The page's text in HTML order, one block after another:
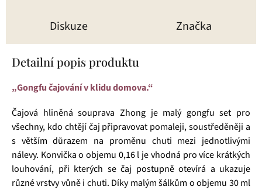
Diskuze Značka
Detailní popis produktu
„Gongfu čajování v klidu domova.“
Čajová hliněná souprava Zhong je malý gongfu set pro
všechny, kdo chtějí čaj připravovat pomaleji, soustředěněji a
s větším důrazem na proměnu chuti mezi jednotlivými
nálevy. Konvička o objemu 0,16 l je vhodná pro více krátkých
louhování, při kterých se čaj postupně otevírá a ukazuje
různé vrstvy vůně i chuti. Díky malým šálkům o objemu 30 ml